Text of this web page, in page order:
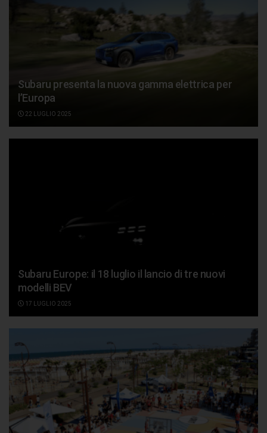
Subaru presenta la nuova gamma elettrica per
l’Europa
22 LUGLIO 2025
Subaru Europe: il 18 luglio il lancio di tre nuovi
modelli BEV
17 LUGLIO 2025